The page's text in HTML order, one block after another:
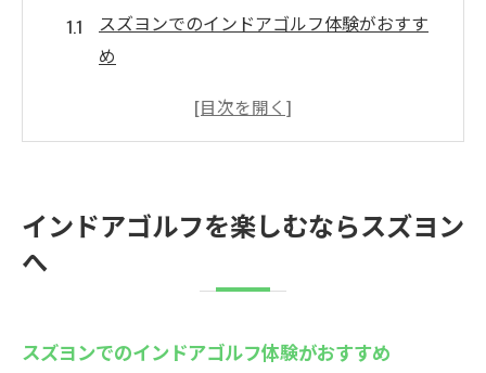
スズヨンでのインドアゴルフ体験がおすす
め
快適装備で楽しむインドアゴルフの魅力
スズヨンでのインドアゴルフ上達法
最新設備が揃うインドアゴルフの先進地
インドアゴルフを楽しむならスズヨン
へ
スズヨンでのインドアゴルフ体験がおすすめ